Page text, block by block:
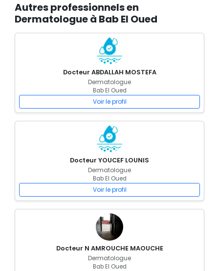
Autres professionnels en
Dermatologue à Bab El Oued
Docteur ABDALLAH MOSTEFA
Dermatologue
Bab El Oued
Voir le profil
Docteur YOUCEF LOUNIS
Dermatologue
Bab El Oued
Voir le profil
Docteur N AMROUCHE MAOUCHE
Dermatologue
Bab El Oued